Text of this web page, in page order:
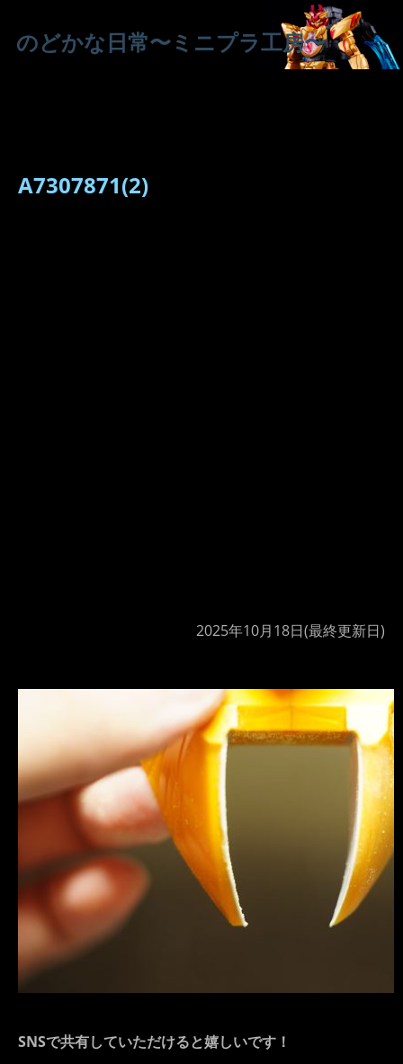
のどかな日常〜ミニプラ工房〜
A7307871(2)
2025年10月18日(最終更新日)
SNSで共有していただけると嬉しいです！